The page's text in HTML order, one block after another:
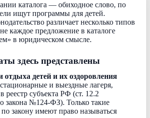
каталога — обиходное слово, по
ищут программы для детей.
различает несколько типов
каждое предложение в каталоге
в юридическом смысле.
здесь представлены
отдыха детей и их оздоровления
и выездные лагеря,
реестр субъекта РФ (ст. 12.2
закона №124-ФЗ). Только такие
закону имеют право называться